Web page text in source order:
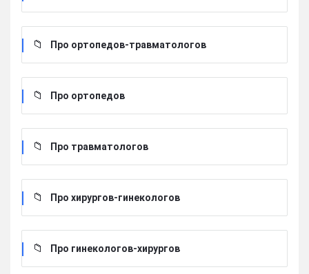
Про ортопедов-травматологов
Про ортопедов
Про травматологов
Про хирургов-гинекологов
Про гинекологов-хирургов